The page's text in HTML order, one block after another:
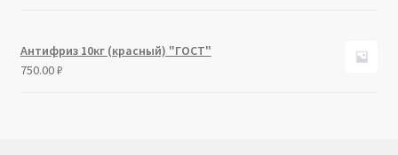
Антифриз 10кг (красный) "ГОСТ"
750.00₽